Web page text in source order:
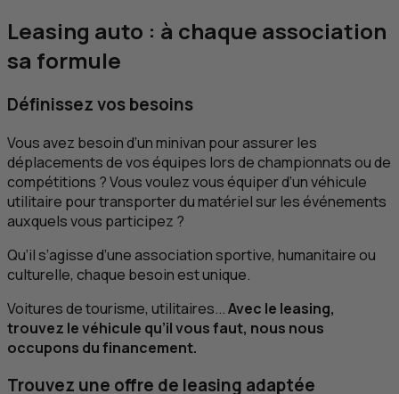
Leasing auto : à chaque association
sa formule
Définissez vos besoins
Vous avez besoin d’un minivan pour assurer les
déplacements de vos équipes lors de championnats ou de
compétitions ? Vous voulez vous équiper d’un véhicule
utilitaire pour transporter du matériel sur les événements
auxquels vous participez ?
Qu’il s’agisse d’une association sportive, humanitaire ou
culturelle, chaque besoin est unique.
Voitures de tourisme, utilitaires...Avec le leasing,
trouvez le véhicule qu’il vous faut, nous nous
occupons du financement.
Trouvez une offre de leasing adaptée